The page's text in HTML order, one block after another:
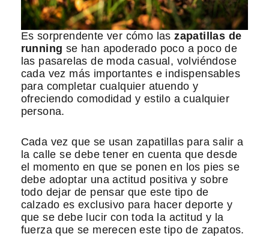
Es sorprendente ver cómo laszapatillas de
running se han apoderado poco a poco de
las pasarelas de moda casual, volviéndose
cada vez más importantes e indispensables
para completar cualquier atuendo y
ofreciendo comodidad y estilo a cualquier
persona.
Cada vez que se usan zapatillas para salir a
la calle se debe tener en cuenta que desde
el momento en que se ponen en los pies se
debe adoptar una actitud positiva y sobre
todo dejar de pensar que este tipo de
calzado es exclusivo para hacer deporte y
que se debe lucir con toda la actitud y la
fuerza que se merecen este tipo de zapatos.